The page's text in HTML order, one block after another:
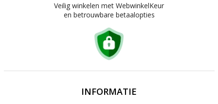
Veilig winkelen met WebwinkelKeur
en betrouwbare betaalopties
INFORMATIE